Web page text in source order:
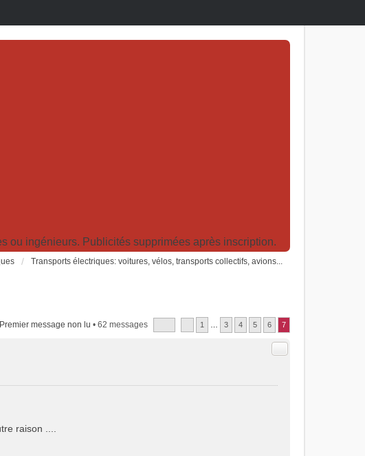
ou ingénieurs. Publicités supprimées après inscription.
Transports électriques: voitures, vélos, transports collectifs, avions...
Premier message non lu • 62 messages 1 3 4 5 6 7
Citer
raison ....